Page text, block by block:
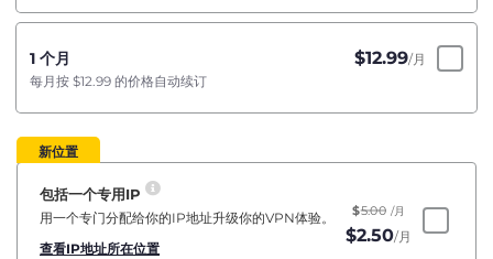
1 个月 $12.99/月
每月按 $12.99 的价格自动续订
新位置
包括一个专用IP
用一个专门分配给你的IP地址升级你的VPN体验。
查看IP地址所在位置
$5.00 /月
$2.50/月